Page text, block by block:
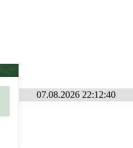
განყოფილებაში
07.08.2026 22:12:40